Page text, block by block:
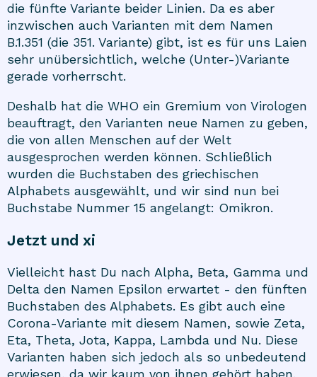
die fünfte Variante beider Linien. Da es aber
inzwischen auch Varianten mit dem Namen
B.1.351 (die 351. Variante) gibt, ist es für uns Laien
sehr unübersichtlich, welche (Unter-)Variante
gerade vorherrscht.
Deshalb hat die WHO ein Gremium von Virologen
beauftragt, den Varianten neue Namen zu geben,
die von allen Menschen auf der Welt
ausgesprochen werden können. Schließlich
wurden die Buchstaben des griechischen
Alphabets ausgewählt, und wir sind nun bei
Buchstabe Nummer 15 angelangt: Omikron.
Jetzt und xi
Vielleicht hast Du nach Alpha, Beta, Gamma und
Delta den Namen Epsilon erwartet - den fünften
Buchstaben des Alphabets. Es gibt auch eine
Corona-Variante mit diesem Namen, sowie Zeta,
Eta, Theta, Jota, Kappa, Lambda und Nu. Diese
Varianten haben sich jedoch als so unbedeutend
erwiesen, da wir kaum von ihnen gehört haben.